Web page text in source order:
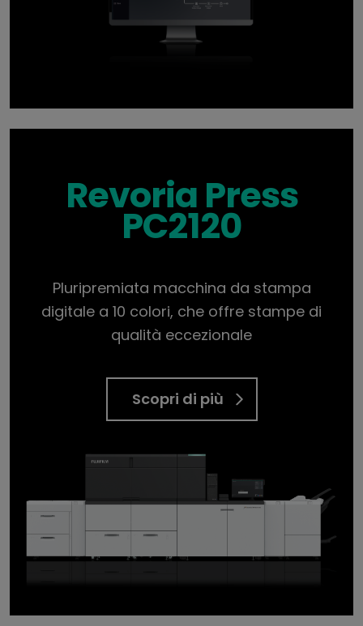
Revoria Press
PC2120
Pluripremiata macchina da stampa
digitale a 10 colori, che offre stampe di
qualità eccezionale
Scopri di più